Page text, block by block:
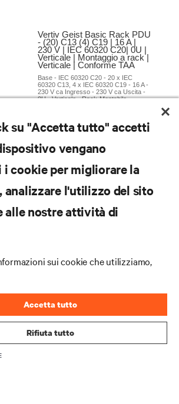
su "Accetta tutto" accetti
vengano
cookie per migliorare la
analizzare l'utilizzo del sito
alle nostre attività di
sui cookie che utilizziamo,
Rifiuta tutto
Accetta tutto